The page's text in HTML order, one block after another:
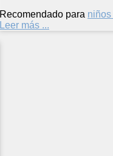
Recomendado para
Leer más ...